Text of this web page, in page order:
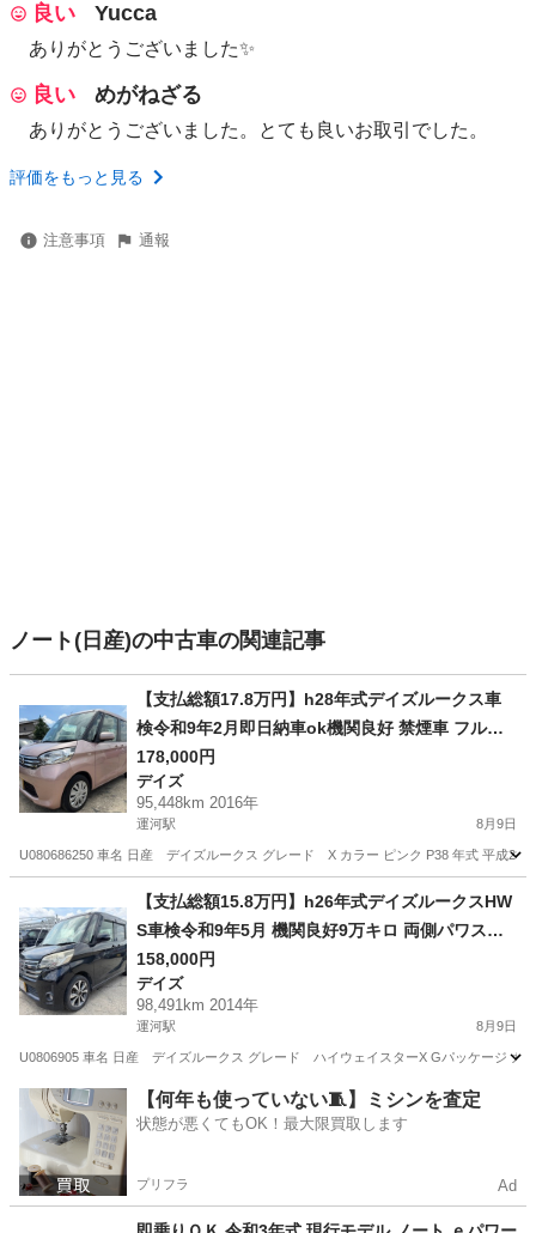
良い Yucca
ありがとうございました✨
良い めがねざる
ありがとうございました。とても良いお取引でした。
評価をもっと見る
注意事項 通報
ノート(日産)の中古車の関連記事
【支払総額17.8万円】h28年式デイズルークス車
検令和9年2月即日納車ok機関良好 禁煙車 フルセ
グTV 自動ブレーキ パワスラ
178,000円
デイズ
95,448km 2016年
運河駅 8月9日
U080686250 車名 日産 デイズルークス グレード X カラー ピンク P38 年式 平成28
運河駅 デイズ 車両
【支払総額15.8万円】h26年式デイズルークスHW
S車検令和9年5月 機関良好9万キロ 両側パワスラ
フルセグTV Bluetooth 即日納車ok
158,000円
デイズ
98,491km 2014年
運河駅 8月9日
U0806905 車名 日産 デイズルークス グレード ハイウェイスターX Gパッケージ カ
千葉 野田市 運河駅 デイズ 車両
【何年も使っていない🧵】ミシンを査定
状態が悪くてもOK！最大限買取します
プリフラ Ad